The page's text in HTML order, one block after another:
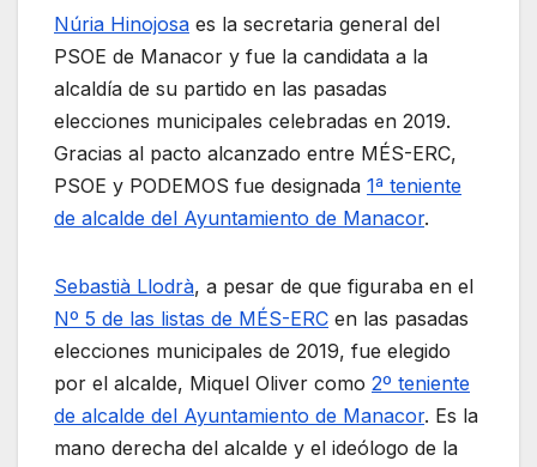
Núria Hinojosa es la secretaria general del
PSOE de Manacor y fue la candidata a la
alcaldía de su partido en las pasadas
elecciones municipales celebradas en 2019.
Gracias al pacto alcanzado entre MÉS-ERC,
PSOE y PODEMOS fue designada 1ª teniente
de alcalde del Ayuntamiento de Manacor.
Sebastià Llodrà, a pesar de que figuraba en el
Nº 5 de las listas de MÉS-ERC en las pasadas
elecciones municipales de 2019, fue elegido
por el alcalde, Miquel Oliver como 2º teniente
de alcalde del Ayuntamiento de Manacor. Es la
mano derecha del alcalde y el ideólogo de la